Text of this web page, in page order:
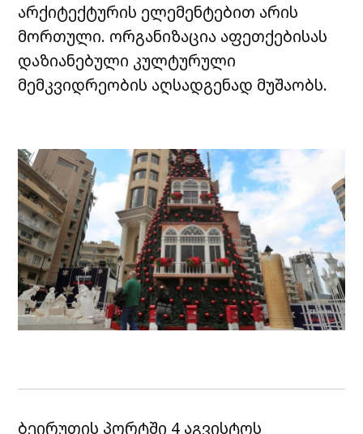
არქიტექტურის ელემენტებით არის
მორთული. ორგანიზაცია აფეთქებისას
დაზიანებული კულტურული
მემკვიდრეობის აღსადგენად მუშაობს.
ბეირუთის პორტში 4 აგვისტოს